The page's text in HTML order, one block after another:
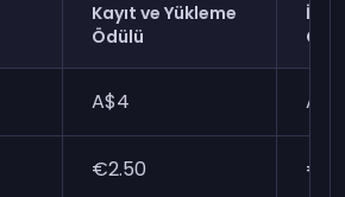
Kayıt ve Yükleme
Ödülü
İlk
A$4
€2.50 €10